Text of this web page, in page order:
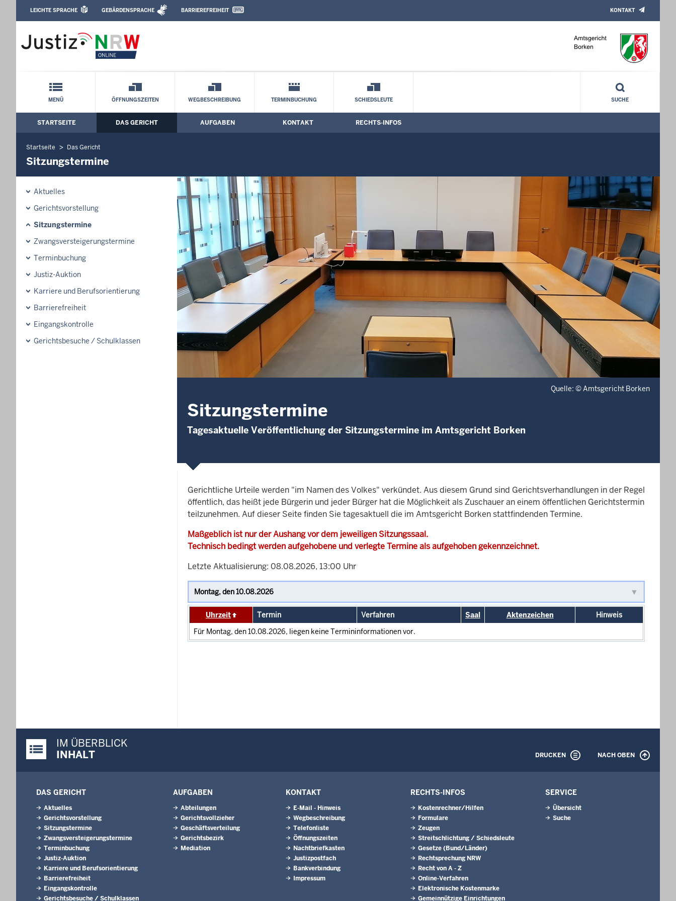
Amtsgericht Borken: Sitzungstermine
Leichte Sprache, Gebärdensprachenvideo und Kontaktformular
LEICHTE SPRACHE GEBÄRDENSPRACHE BARRIEREFREIHEIT KONTAKT
Schnellnavigation mit Volltext-Suche
MENÜ ÖFFNUNGSZEITEN WEGBESCHREIBUNG TERMINBUCHUNG SCHIEDSLEUTE SUCHE
Hauptmenü: Hauptnavigation
STARTSEITE DAS GERICHT AUFGABEN KONTAKT RECHTS-INFOS
Startseite Das Gericht
Sitzungstermine
Aktuelles
Gerichtsvorstellung
Sitzungstermine
Zwangsversteigerungs­termine
Terminbuchung
Justiz-Auktion
Karriere und Berufsorientierung
Barrierefreiheit
Eingangskontrolle
Gerichtsbesuche / Schulklassen
Quelle: © Amtsgericht Borken
Sitzungstermine
Tagesaktuelle Veröffentlichung der Sitzungstermine im Amtsgericht Borken
Gerichtliche Urteile werden "im Namen des Volkes" verkündet. Aus diesem Grund sind Gerichtsverhandlungen in der Regel
öffentlich, das heißt jede Bürgerin und jeder Bürger hat die Möglichkeit als Zuschauer an einem öffentlichen Gerichtstermin
teilzunehmen. Auf dieser Seite finden Sie tagesaktuell die im Amtsgericht Borken stattfindenden Termine.
Maßgeblich ist nur der Aushang vor dem jeweiligen Sitzungssaal.
Technisch bedingt werden aufgehobene und verlegte Termine als aufgehoben gekennzeichnet.
Letzte Aktualisierung: 08.08.2026, 13:00 Uhr
Uhrzeit Termin Verfahren Saal Aktenzeichen
Hinweis
Für Montag, den 10.08.2026, liegen keine Termininformationen vor.
Justiz-Portal im Überblick:
IM ÜBERBLICK
INHALT
DRUCKEN NACH OBEN
DAS GERICHT
Aktuelles
Gerichtsvorstellung
Sitzungstermine
Zwangsversteigerungs­termine
Terminbuchung
Justiz-Auktion
Karriere und Berufsorientierung
Barrierefreiheit
Eingangskontrolle
Gerichtsbesuche / Schulklassen
AUFGABEN
Abteilungen
Gerichtsvollzieher
Geschäftsverteilung
Gerichtsbezirk
Mediation
KONTAKT
E-Mail - Hinweis
Wegbeschreibung
Telefonliste
Öffnungszeiten
Nachtbriefkasten
Justizpostfach
Bankverbindung
Impressum
RECHTS-INFOS
Kostenrechner/Hilfen
Formulare
Zeugen
Streitschlichtung / Schiedsleute
Gesetze (Bund/Länder)
Rechtsprechung NRW
Recht von A - Z
Online-Verfahren
Elektronische Kostenmarke
Gemeinnützige Einrichtungen
SERVICE
Übersicht
Suche